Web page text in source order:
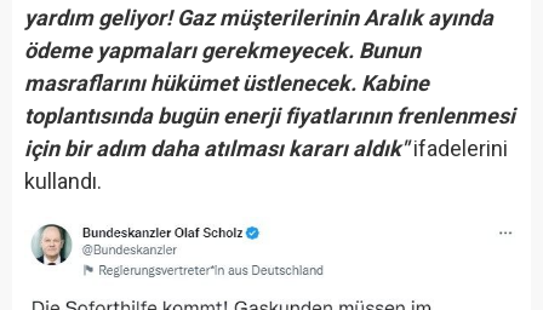
yardım geliyor! Gaz müşterilerinin Aralık ayında
ödeme yapmaları gerekmeyecek. Bunun
masraflarını hükümet üstlenecek. Kabine
toplantısında bugün enerji fiyatlarının frenlenmesi
için bir adım daha atılması kararı aldık"ifadelerini
kullandı.